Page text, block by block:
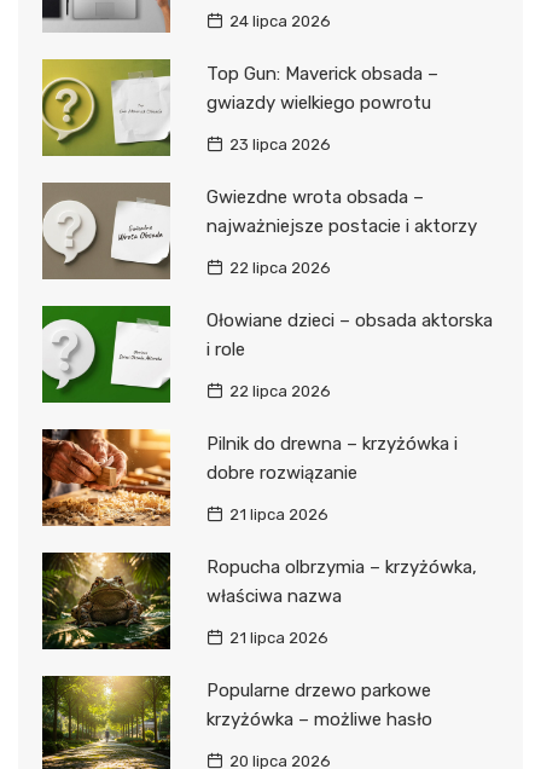
24 lipca 2026
Top Gun: Maverick obsada –
gwiazdy wielkiego powrotu
23 lipca 2026
Gwiezdne wrota obsada –
najważniejsze postacie i aktorzy
22 lipca 2026
Ołowiane dzieci – obsada aktorska
i role
22 lipca 2026
Pilnik do drewna – krzyżówka i
dobre rozwiązanie
21 lipca 2026
Ropucha olbrzymia – krzyżówka,
właściwa nazwa
21 lipca 2026
Popularne drzewo parkowe
krzyżówka – możliwe hasło
20 lipca 2026